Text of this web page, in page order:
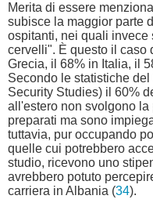
Merita di essere
subisce la maggior parte
ospitanti, nei quali invece
cervelli". È questo il caso
Grecia, il 68% in Italia, il
Secondo le statistiche
Security Studies) il 60%
all'estero non svolgono
preparati ma sono
tuttavia, pur occupando
quelle cui potrebbero
studio, ricevono uno
avrebbero potuto
carriera in Albania (34).